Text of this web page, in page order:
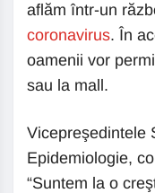
aflăm într-un
coronavirus. În
oamenii vor
sau la mall.
Vicepreşedintele
Epidemiologie,
“Suntem la o